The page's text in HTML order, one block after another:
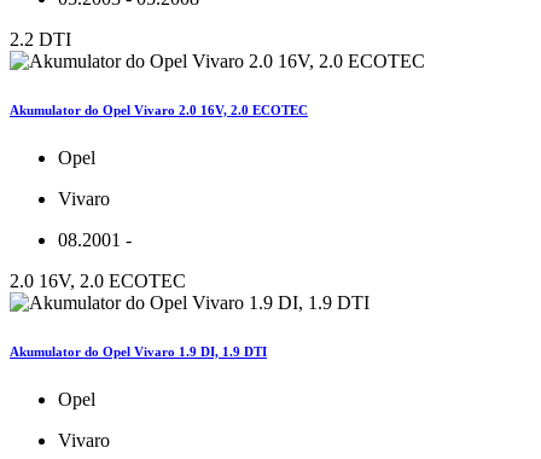
2.2 DTI
Akumulator do Opel Vivaro 2.0 16V, 2.0 ECOTEC
Opel
Vivaro
08.2001 -
2.0 16V, 2.0 ECOTEC
Akumulator do Opel Vivaro 1.9 DI, 1.9 DTI
Opel
Vivaro